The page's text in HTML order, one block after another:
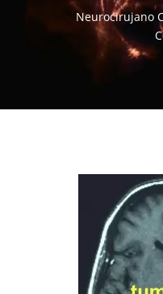
Neurocirujano